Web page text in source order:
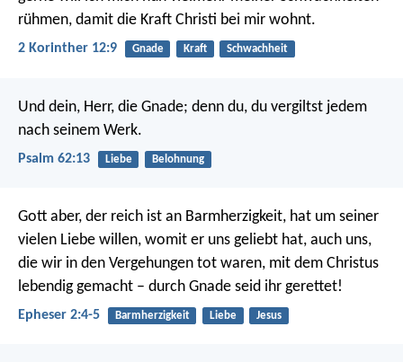
rühmen, damit die Kraft Christi bei mir wohnt.
2 Korinther 12:9 Gnade Kraft Schwachheit
Und dein, Herr, die Gnade; denn du, du vergiltst jedem
nach seinem Werk.
Psalm 62:13 Liebe Belohnung
Gott aber, der reich ist an Barmherzigkeit, hat um seiner
vielen Liebe willen, womit er uns geliebt hat, auch uns,
die wir in den Vergehungen tot waren, mit dem Christus
lebendig gemacht – durch Gnade seid ihr gerettet!
Epheser 2:4-5 Barmherzigkeit Liebe Jesus